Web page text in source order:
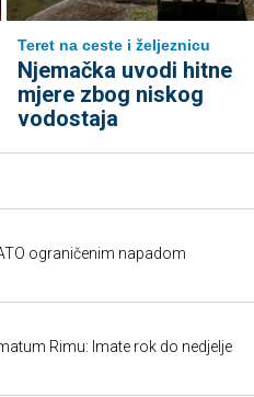
Teret na ceste i željeznicu
Njemačka uvodi hitne
mjere zbog niskog
vodostaja
ograničenim napadom
Rimu: Imate rok do nedjelje